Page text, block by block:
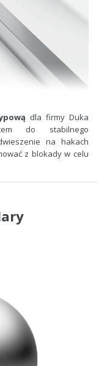
dla firmy Duka
do stabilnego
na hakach
z blokady w celu